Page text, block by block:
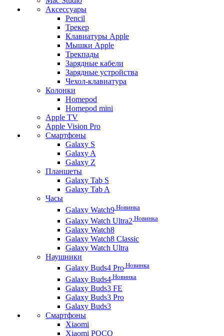
Аксессуары
Pencil
Трекер
Клавиатуры Apple
Мышки Apple
Трекпады
Зарядные кабели
Зарядные устройства
Чехол-клавиатура
Колонки
Homepod
Homepod mini
Apple TV
Apple Vision Pro
Смартфоны
Galaxy S
Galaxy A
Galaxy Z
Планшеты
Galaxy Tab S
Galaxy Tab A
Часы
Galaxy Watch9 Новинка
Galaxy Watch Ultra2 Новинка
Galaxy Watch8
Galaxy Watch8 Classic
Galaxy Watch Ultra
Наушники
Galaxy Buds4 Pro Новинка
Galaxy Buds4 Новинка
Galaxy Buds3 FE
Galaxy Buds3 Pro
Galaxy Buds3
Смартфоны
Xiaomi
Xiaomi POCO